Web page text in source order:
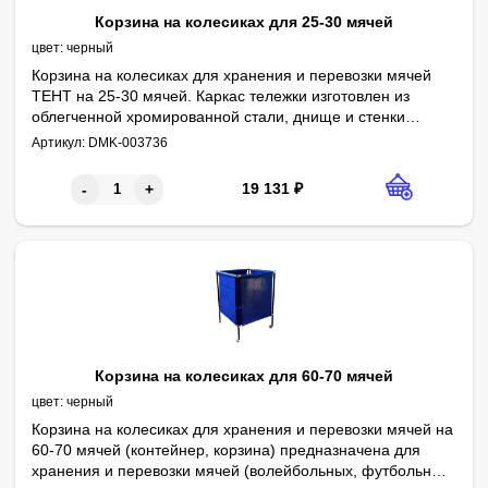
Корзина на колесиках для 25-30 мячей
цвет: черный
Корзина на колесиках для хранения и перевозки мячей
ТЕНТ на 25-30 мячей. Каркас тележки изготовлен из
облегченной хромированной стали, днище и стенки
изготовлены из тентового материала ПВХ. Для удобства
Параметры:
Длина - 670 мм
Артикул: DMK-003736
- + 19 131 ₽
Корзина на колесиках для 60-70 мячей
цвет: черный
Корзина на колесиках для хранения и перевозки мячей на
60-70 мячей (контейнер, корзина) предназначена для
хранения и перевозки мячей (волейбольных, футбольных,